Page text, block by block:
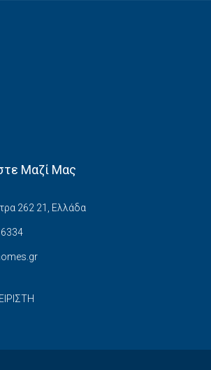
Μαζί Μας
262 21, Ελλάδα